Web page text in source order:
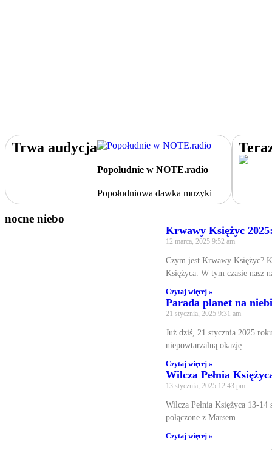
Trwa audycja
Popołudnie w NOTE.radio
Popołudniowa dawka muzyki
nocne niebo
Krwawy Księżyc
12 marca, 2025 9:52 am
Czym jest Krwawy Księżyc?
Księżyca. W tym czasie nasz
Czytaj więcej »
Parada planet na
21 stycznia, 2025 9:31 am
Już dziś, 21 stycznia 2025
niepowtarzalną okazję
Czytaj więcej »
Wilcza Pełnia
13 stycznia, 2025 12:43 pm
Wilcza Pełnia Księżyca 13-
połączone z Marsem
Czytaj więcej »